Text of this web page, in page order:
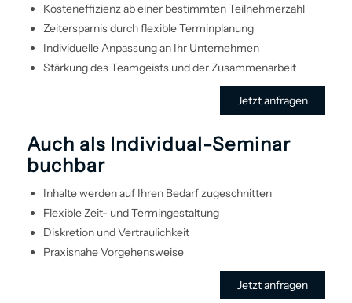
Kosteneffizienz ab einer bestimmten Teilnehmerzahl
Zeitersparnis durch flexible Terminplanung
Individuelle Anpassung an Ihr Unternehmen
Stärkung des Teamgeists und der Zusammenarbeit
Jetzt anfragen
Auch als Individual-Seminar
buchbar
Inhalte werden auf Ihren Bedarf zugeschnitten
Flexible Zeit- und Termin­gestaltung
Diskretion und Vertraulichkeit
Praxisnahe Vorgehens­weise
Jetzt anfragen